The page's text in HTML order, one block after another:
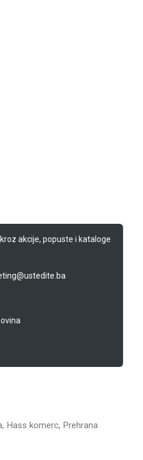
akcije, popuste i kataloge
, Hass komerc, Prehrana